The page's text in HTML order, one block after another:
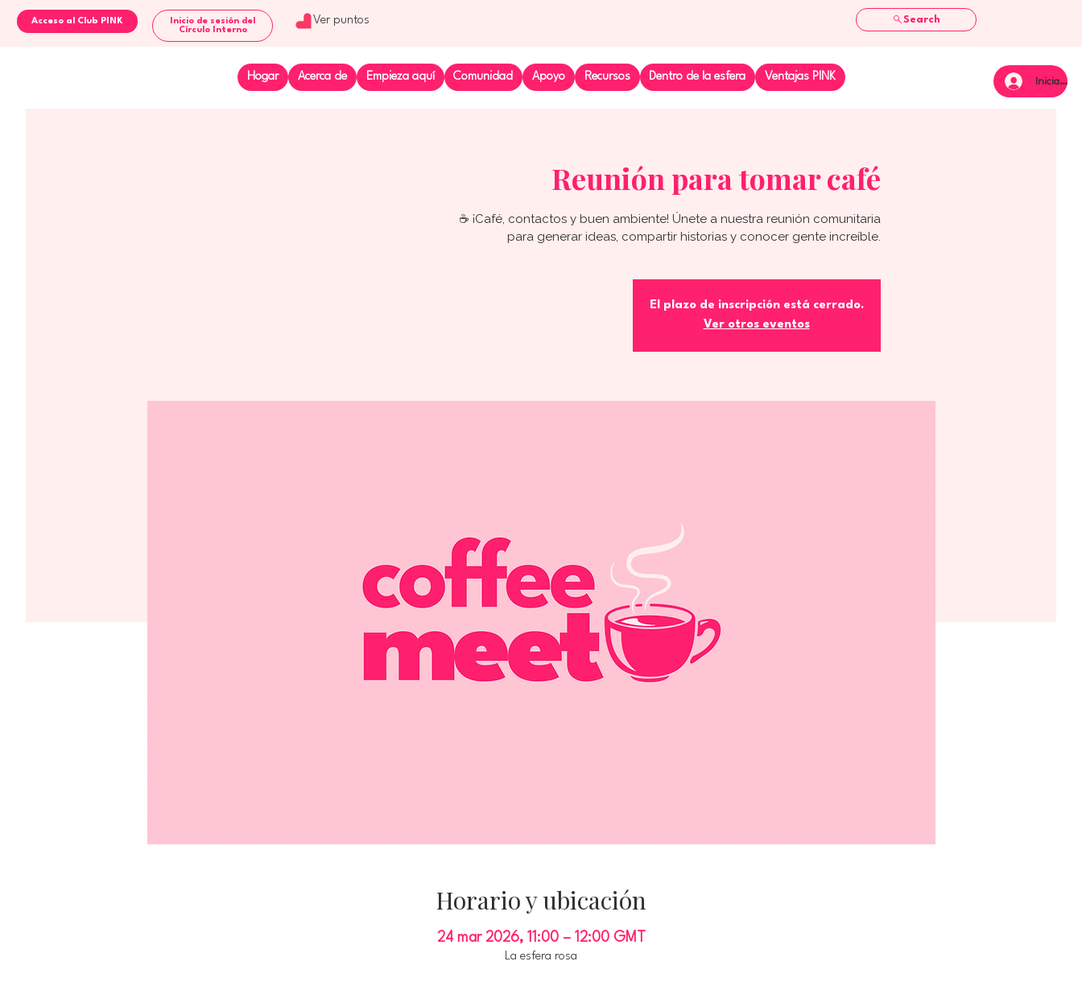
Hogar Acerca de Empieza aquí Comunidad Apoyo Recursos Dentro de la esfera Ventajas PINK Iniciar
Search
Inicio de sesión del
Círculo Interno
Ver puntos
Reunión para tomar café
☕ ¡Café, contactos y buen ambiente! Únete a nuestra reunión comunitaria
para generar ideas, compartir historias y conocer gente increíble.
El plazo de inscripción está cerrado.
Ver otros eventos
Horario y ubicación
24 mar 2026, 11:00 – 12:00 GMT
La esfera rosa